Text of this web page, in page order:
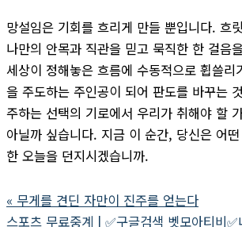
망설임은 기회를 흐리게 만들 뿐입니다. 흐
나만의 안목과 직관을 믿고 묵직한 한 걸음
세상이 정해놓은 흐름에 수동적으로 휩쓸리
을 주도하는 주인공이 되어 판도를 바꾸는
주하는 선택의 기로에서 우리가 취해야 할
아닐까 싶습니다. 지금 이 순간, 당신은 어
한 오늘을 던지시겠습니까.
« 무게를 견딘 자만이 진주를 얻는다
스포츠 무료중계 | ✅구글검색 벳모아티비